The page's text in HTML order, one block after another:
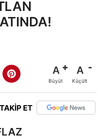
A
Büyüt
A
Küçült
TAKİP ET